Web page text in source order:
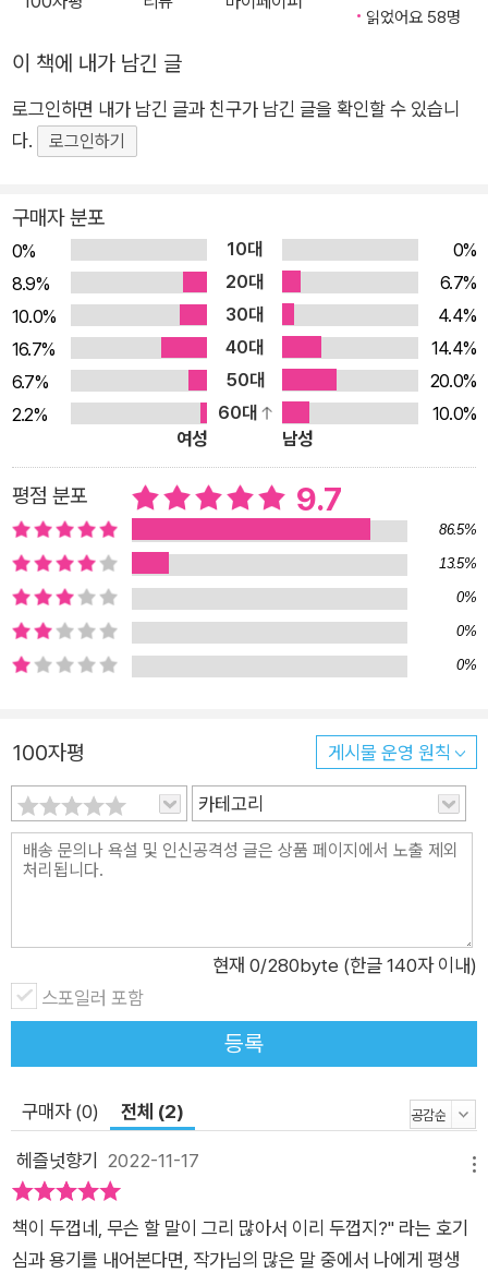
설가 등의 극찬을 받은 『우주를 만지다』 권재술 교수가 조금 더
출간했다. 이 책은 우주의 탄생인 ‘태초’부터 종말인 ‘태종’까지
논하면서 그 사이의 텅 빈 시간과 공간을 존재, 우주, 생명, 정신,
문명 등으로 채웠다. 과학 이론부터 아직 밝혀지지 않은 우주의
시인의 상상이 결합된 특별한 과학 에세이다. 시간과 공간이란 정
말 ‘존재’하는 것일까? 인간의 자아란 무엇일까? UFO, 정말 있을
까? 있다면 왜 아직 오지 않았을까? 우주에도 종말이 존재할까?
현대 과학은 우주에 관하여 알고 있는 것보다 모르고 있는 것이
더 많기에 작가는 이 책을 통해 ‘답’이 아닌 ‘질문’을 던진다. 옳고
그름을 논하거나 단편적인 지식을 습득하는 차원에서 벗어나, 밝
혀지지 않은 우주의 비밀을 스스로 사유하고 상상을 통해 만들어
나가는 설렘이 가득한 책이다! “모든 존재는 우주를 갈망한다. 그
존재하는 의미를 풀어내다! 책의 추천사를 맡은 조진호 과학 전문
작가는 이 책을 ‘2022년에 새롭게 탄생한 제2의 코스모스’라고
극찬해 마지않았다. 끈 이론, 급팽창, 양자론, 창조론과 진화론,
호문쿨루스 등 분야를 가리지 않는 이야기를 다루면서도 과학을
전혀 모르는 문외한까지 어렵지 않게 읽을 수 있도록 쉬운 말로
꼼꼼하게 풀어내었다. 평생을 물리학에 헌신한 교육자답게 다정
한 강연을 듣는 듯한 ‘우주 안내서’다. “독자들이 이 책을 읽으며
할 수 있기를 바랍니다. 나아가 이 발견이 저 먼 우주의 신비로 이
어지기를 바라 마지않습니다.” -머리말에서 저자는 이 책을 통해
놀랍고 신비로운 세상이 저 우주에 그리고 우리 속에 있음을 발견
할 수 있기를 바라며, 더 나아가 이 발견이 저 먼 우주의 신비로
이어지기를 바라 마지않는다고 밝혔다. 아직 우주에는 인류가 알
다. 그러나 우주를 아는 것이 지구를 아는 것이듯이, 우주를 아는
것이 우리 자신을 아는 일이다. 『우주, 상상력 공장』이 닦아놓은
태초부터 태종까지의 길을 따라가는 시간은 어느덧 나 자신의 내
면을 들여다보는 시간으로 탈바꿈한다. 그 시간 끝에 독자들이
름의 답을 내릴 수 있기를 바라본다.
읽었어요 58명
이 책에 내가 남긴 글
로그인하면 내가 남긴 글과 친구가 남긴 글을 확인할 수 있습니
다.
로그인하기
구매자 분포
0% 10대
0%
8.9%
20대
6.7%
10.0%
30대
4.4%
16.7%
40대
14.4%
6.7%
50대
20.0%
2.2%
60대
10.0%
여성
남성
평점 분포 9.7
86.5%
13.5%
0%
0%
0%
100자평 게시물 운영 원칙
카테고리
현재 0/280byte (한글 140자 이내)
스포일러 포함
등록
구매자 (0) 전체 (2)
헤즐넛향기 2022-11-17
책이 두껍네, 무슨 할 말이 그리 많아서 이리 두껍지?" 라는 호기
심과 용기를 내어본다면, 작가님의 많은 말 중에서 나에게 평생